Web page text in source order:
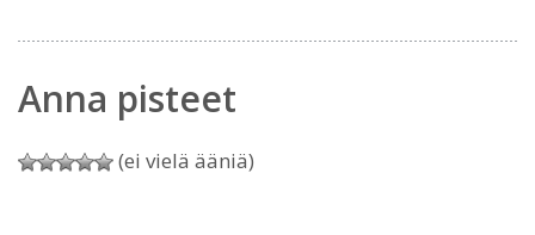
Anna pisteet
(ei vielä ääniä)